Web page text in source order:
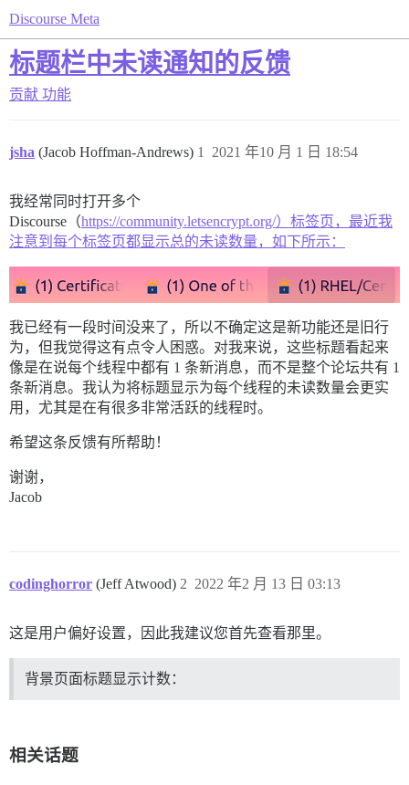
Discourse Meta
标题栏中未读通知的反馈
贡献 功能
jsha (Jacob Hoffman-Andrews) 2021 年10 月 1 日 18:54
1
我经常同时打开多个
Discourse（https://community.letsencrypt.org/）标签页，最近我
注意到每个标签页都显示总的未读数量，如下所示：
我已经有一段时间没来了，所以不确定这是新功能还是旧行
为，但我觉得这有点令人困惑。对我来说，这些标题看起来
像是在说每个线程中都有 1 条新消息，而不是整个论坛共有 1
条新消息。我认为将标题显示为每个线程的未读数量会更实
用，尤其是在有很多非常活跃的线程时。
希望这条反馈有所帮助！
谢谢，
Jacob
codinghorror (Jeff Atwood) 2022 年2 月 13 日 03:13
2
这是用户偏好设置，因此我建议您首先查看那里。
背景页面标题显示计数：
相关话题